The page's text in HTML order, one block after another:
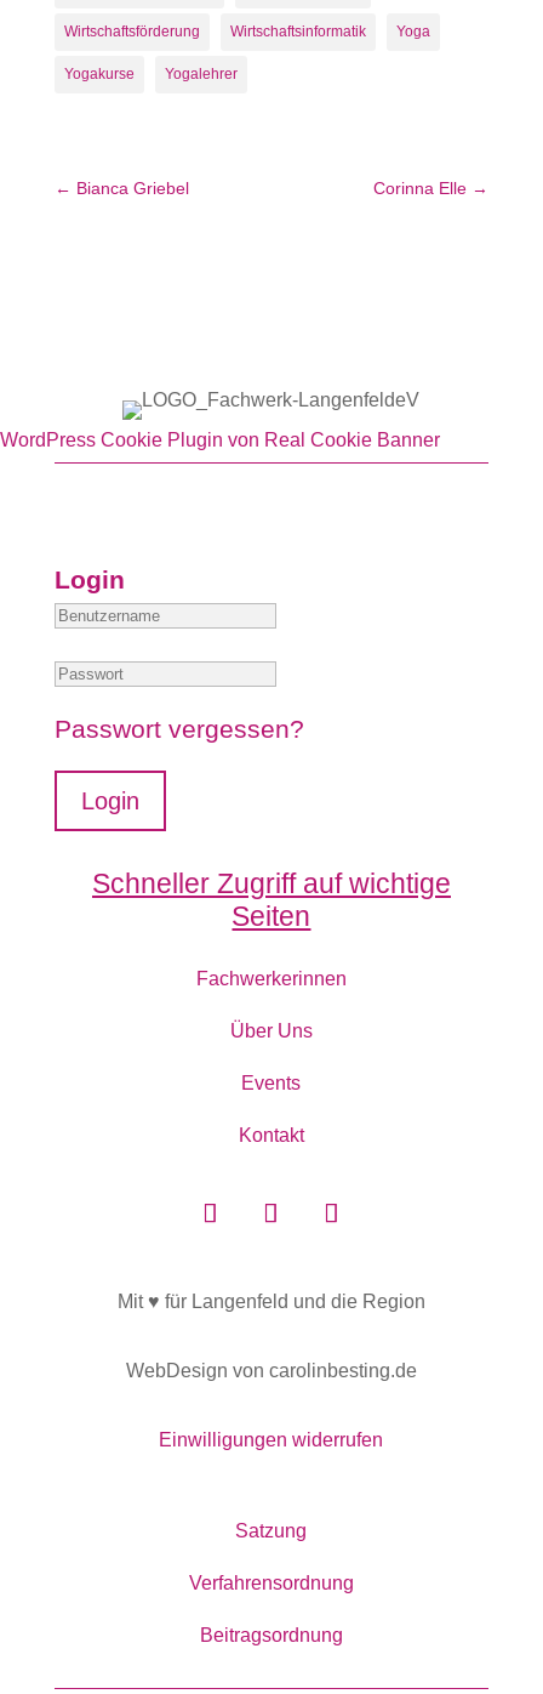
Wirtschaftsförderung Wirtschaftsinformatik Yoga
Yogakurse Yogalehrer
← Bianca Griebel Corinna Elle →
Login
Passwort vergessen?
Login
Schneller Zugriff auf wichtige
Seiten
Fachwerkerinnen
Über Uns
Events
Kontakt
Mit ♥ für Langenfeld und die Region
WebDesign von carolinbesting.de
Einwilligungen widerrufen
Satzung
Verfahrensordnung
Beitragsordnung
WordPress Cookie Plugin von Real Cookie Banner